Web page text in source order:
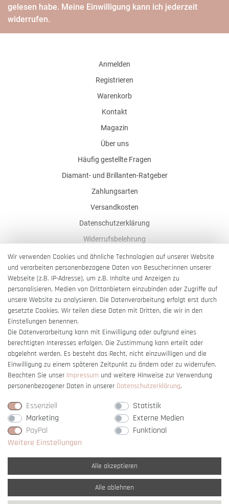
gelesen habe. Meine Einwilligung kann ich jederzeit
widerrufen.
Anmelden
Registrieren
Warenkorb
Kontakt
Magazin
Über uns
Häufig gestellte Fragen
Diamant- und Brillanten-Ratgeber
Zahlungsarten
Versandkosten
Datenschutzerklärung
Widerrufsbelehrung
AGB
Impressum
Barrierefreiheitserklärung
Vertrag widerrufen
* Alle Preise verstehen sich inkl. gesetzl. MwSt. undzzgl. Versandkosten
Wir verwenden Cookies und ähnliche Technologien auf unserer Website
und verarbeiten personenbezogene Daten von Besucher:innen unserer
Webseite (z.B. IP-Adresse), um z.B. Inhalte und Anzeigen zu
personalisieren, Medien von Drittanbietern einzubinden oder Zugriffe auf
unsere Website zu analysieren. Die Datenverarbeitung erfolgt erst durch
gesetzte Cookies. Wir teilen diese Daten mit Dritten, die wir in den
Einstellungen benennen.
Die Datenverarbeitung kann mit Einwilligung oder aufgrund eines
berechtigten Interesses erfolgen. Die Zustimmung kann erteilt oder
abgelehnt werden. Es besteht das Recht, nicht einzuwilligen und die
Einwilligung zu einem späteren Zeitpunkt zu ändern oder zu widerrufen.
Beachten Sie unser Impressum und weitere Hinweise zur Verwendung
personenbezogener Daten in unserer Daten­schutz­erklärung.
Essenziell
Statistik
Marketing
Externe Medien
PayPal
Funktional
Weitere Einstellungen
Alle akzeptieren
Alle ablehnen